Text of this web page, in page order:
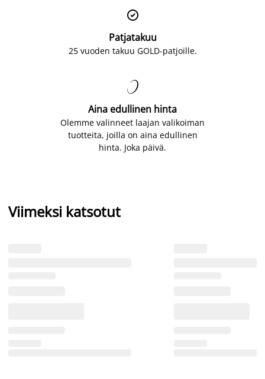

Patjatakuu
25 vuoden takuu GOLD-patjoille.

Aina edullinen hinta
Olemme valinneet laajan valikoiman
tuotteita, joilla on aina edullinen
hinta. Joka päivä.
Viimeksi katsotut